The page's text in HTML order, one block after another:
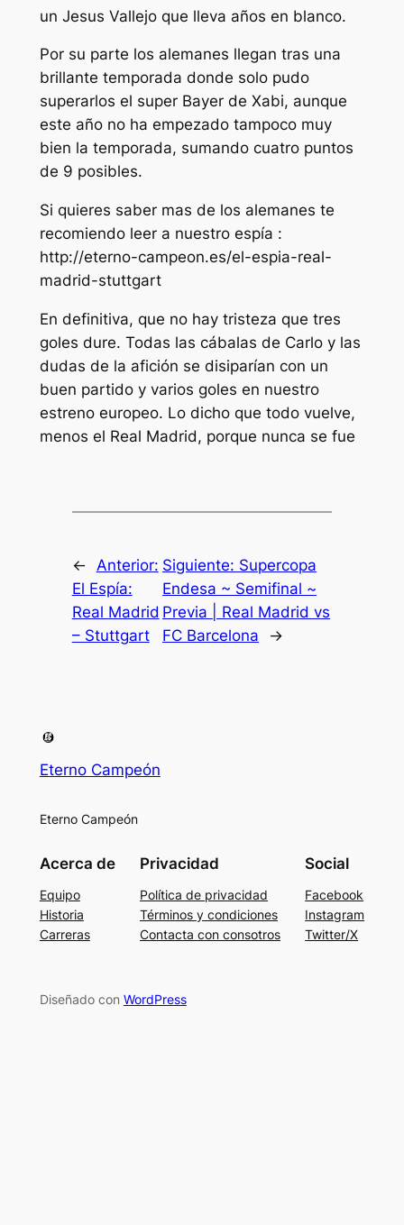
un Jesus Vallejo que lleva años en blanco.
Por su parte los alemanes llegan tras una
brillante temporada donde solo pudo
superarlos el super Bayer de Xabi, aunque
este año no ha empezado tampoco muy
bien la temporada, sumando cuatro puntos
de 9 posibles.
Si quieres saber mas de los alemanes te
recomiendo leer a nuestro espía :
http://eterno-campeon.es/el-espia-real-
madrid-stuttgart
En definitiva, que no hay tristeza que tres
goles dure. Todas las cábalas de Carlo y las
dudas de la afición se disiparían con un
buen partido y varios goles en nuestro
estreno europeo. Lo dicho que todo vuelve,
menos el Real Madrid, porque nunca se fue
←
Anterior:
El Espía:
Real Madrid
– Stuttgart
Siguiente: Supercopa
Endesa ~ Semifinal ~
Previa | Real Madrid vs
FC Barcelona
→
Eterno Campeón
Eterno Campeón
Acerca de
Equipo
Historia
Carreras
Privacidad
Política de privacidad
Términos y condiciones
Contacta con consotros
Social
Facebook
Instagram
Twitter/X
Diseñado con WordPress